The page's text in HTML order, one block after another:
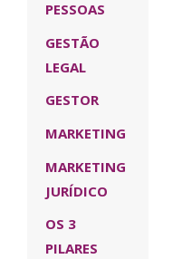
PESSOAS
GESTÃO
LEGAL
GESTOR
MARKETING
MARKETING
JURÍDICO
OS 3
PILARES